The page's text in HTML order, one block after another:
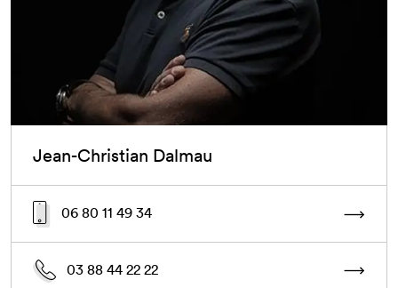
Jean-Christian Dalmau
06 80 11 49 34
03 88 44 22 22